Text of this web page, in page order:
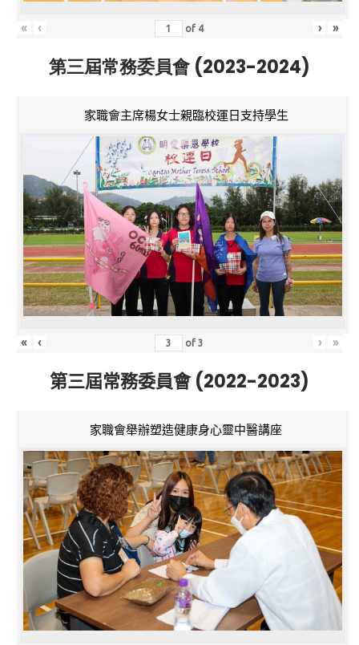
« ‹ of 4 › »
第三屆常務委員會 (2023-2024)
家職會主席楊女士親臨校運日支持學生
« ‹ of3 › »
第三屆常務委員會 (2022-2023)
家職會舉辦塑造健康身心靈中醫講座